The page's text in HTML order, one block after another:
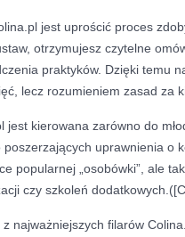
jest uprościć proces
otrzymujesz czytelne
praktyków. Dzięki temu
lecz rozumieniem zasad za
jest kierowana zarówno do
poszerzających uprawnienia o
popularnej „osobówki”, ale
czy szkoleń
z najważniejszych filarów